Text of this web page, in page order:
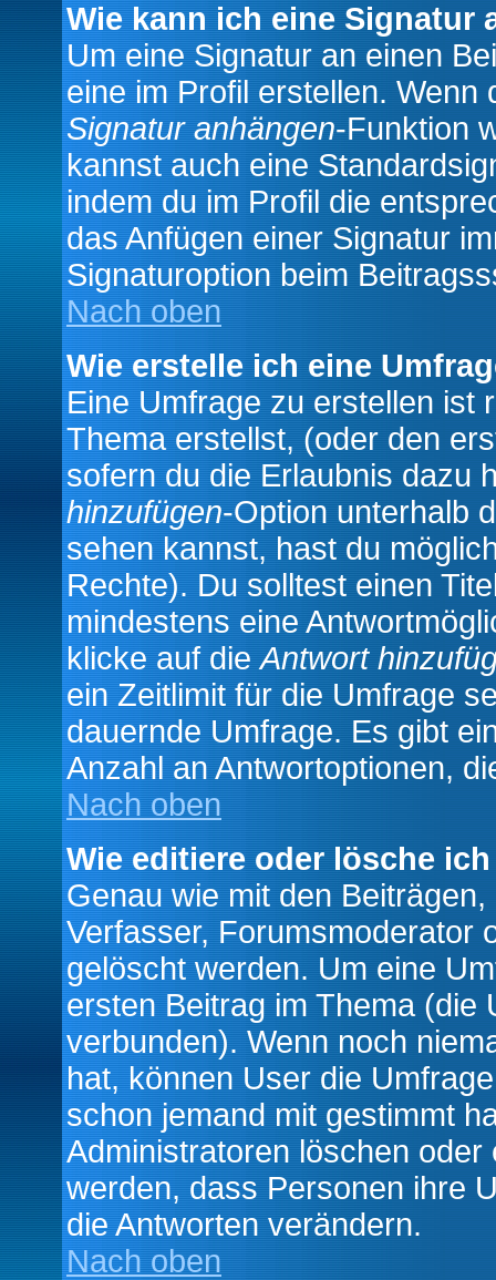
Wie kann ich eine Signatur
Um eine Signatur an einen
eine im Profil erstellen.
Signatur anhängen-Funktion
kannst auch eine
indem du im Profil die
das Anfügen einer Signatur
Signaturoption beim
Nach oben
Wie erstelle ich eine
Eine Umfrage zu erstellen ist
Thema erstellst, (oder den
sofern du die Erlaubnis dazu
hinzufügen-Option unterhalb
sehen kannst, hast du
Rechte). Du solltest einen
mindestens eine
klicke auf dieAntwort
ein Zeitlimit für die Umfrage
dauernde Umfrage. Es gibt
Anzahl an Antwortoptionen,
Nach oben
Wie editiere oder lösche
Genau wie mit den
Verfasser, Forumsmoderator
gelöscht werden. Um eine
ersten Beitrag im Thema (die
verbunden). Wenn noch
hat, können User die
schon jemand mit gestimmt
Administratoren löschen
werden, dass Personen ihre
die Antworten verändern.
Nach oben